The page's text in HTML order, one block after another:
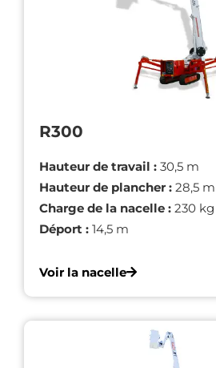
R300
Hauteur de travail : 30,5 m
Hauteur de plancher : 28,5 m
Charge de la nacelle : 230 kg
Déport : 14,5 m
Voir la nacelle